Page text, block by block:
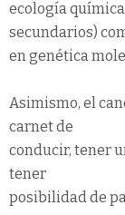
ecología
secundarios)
en genética
Asimismo, el
carnet de
conducir, tener
tener
posibilidad de